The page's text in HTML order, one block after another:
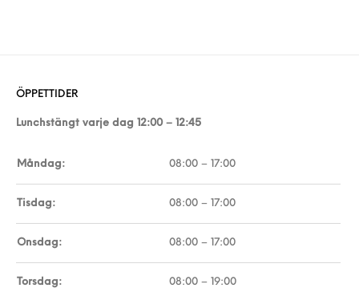
ÖPPETTIDER
Lunchstängt varje dag 12:00 – 12:45
Måndag: 08:00 – 17:00
Tisdag: 08:00 – 17:00
Onsdag: 08:00 – 17:00
Torsdag: 08:00 – 19:00